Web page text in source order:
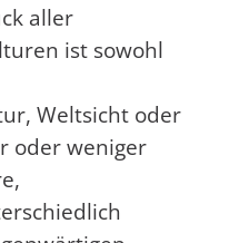
aller
ist sowohl
Weltsicht oder
oder weniger